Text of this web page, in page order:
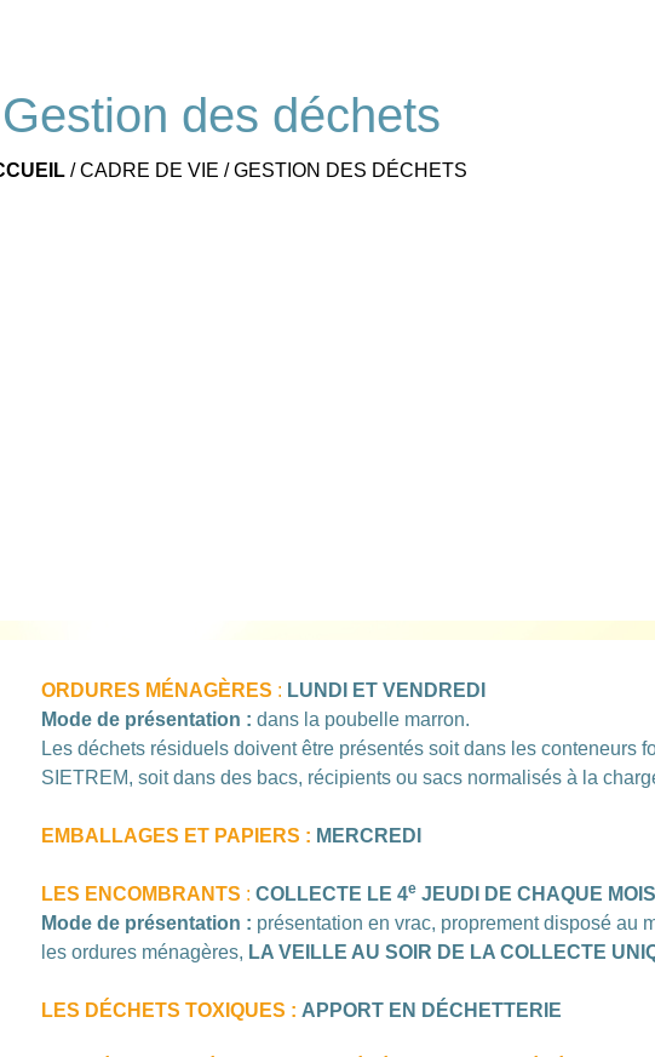
Gestion des déchets
/CADRE DE VIE /GESTION DES DÉCHETS
ORDURES MÉNAGÈRES : LUNDI ET VENDREDI
Mode de présentation : dans la poubelle marron.
Les déchets résiduels doivent être présentés soit dans les conteneurs
SIETREM, soit dans des bacs, récipients ou sacs normalisés à la
EMBALLAGES ET PAPIERS : MERCREDI
LES ENCOMBRANTS : COLLECTE LE 4eJEUDI DE CHAQUE MOIS
Mode de présentation : présentation en vrac, proprement disposé au
les ordures ménagères, LA VEILLE AU SOIR DE LA COLLECTE
LES DÉCHETS TOXIQUES : APPORT EN DÉCHETTERIE